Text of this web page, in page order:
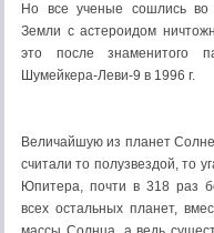
Но все ученые сошлись во
Земли с астероидом
это после знаменитого
Шумейкера-Леви-9 в 1996 г.
Величайшую из планет
считали то полузвездой, то
Юпитера, почти в 318 раз
всех остальных планет,